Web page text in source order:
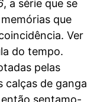
, a série que se
que
Ver
do tempo.
pelas
calças de ganga
sentamo-